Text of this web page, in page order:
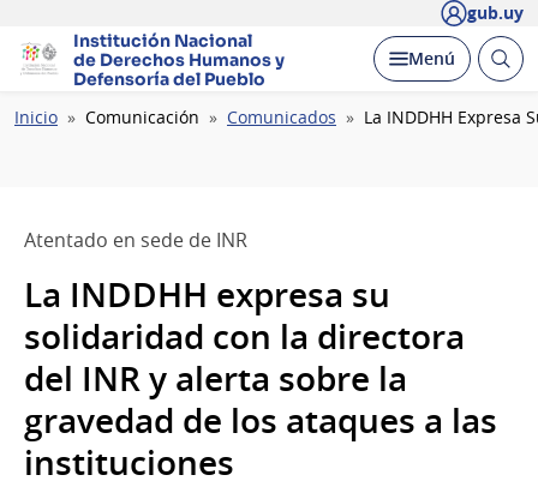
gub.uy
Institución Nacional
de Derechos Humanosy
Defensoría del Pueblo
Desplegar
Menú Abrir
Ruta
Inicio Comunicación Comunicados La INDDHH Expresa
Atentado en sede de INR
La INDDHH expresa su
solidaridad con la directora
del INR y alerta sobre la
gravedad de los ataques a las
instituciones